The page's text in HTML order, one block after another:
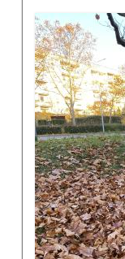
Bilder des